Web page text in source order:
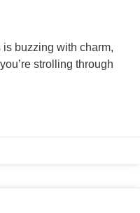
buzzing with charm,
strolling through